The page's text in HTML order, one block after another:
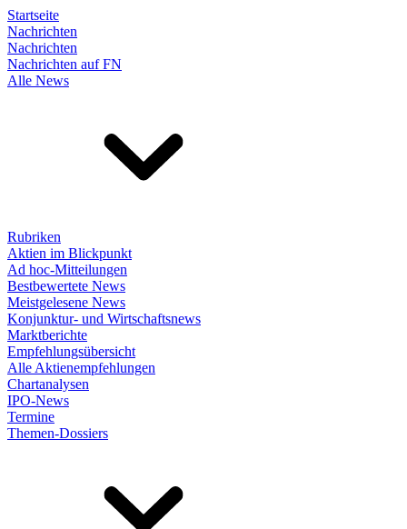
Startseite
Nachrichten
Nachrichten
Nachrichten auf FN
Alle News
Rubriken
Aktien im Blickpunkt
Ad hoc-Mitteilungen
Bestbewertete News
Meistgelesene News
Konjunktur- und Wirtschaftsnews
Marktberichte
Empfehlungsübersicht
Alle Aktienempfehlungen
Chartanalysen
IPO-News
Termine
Themen-Dossiers